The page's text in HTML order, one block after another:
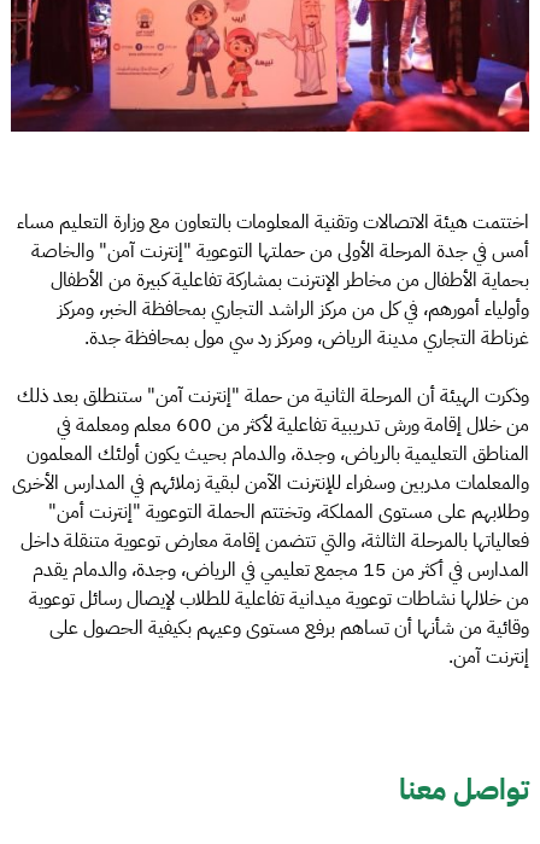
اختتمت هيئة الاتصالات وتقنية المعلومات بالتعاون مع وزارة التعليم مساء
أمس في جدة المرحلة الأولى من حملتها التوعوية "إنترنت آمن" والخاصة
بحماية الأطفال من مخاطر الإنترنت بمشاركة تفاعلية كبيرة من الأطفال
وأولياء أمورهم، في كل من مركز الراشد التجاري بمحافظة الخبر، ومركز
غرناطة التجاري مدينة الرياض، ومركز رد سي مول بمحافظة جدة.
وذكرت الهيئة أن المرحلة الثانية من حملة "إنترنت آمن" ستنطلق بعد ذلك
من خلال إقامة ورش تدريبية تفاعلية لأكثر من 600 معلم ومعلمة في
المناطق التعليمية بالرياض، وجدة، والدمام بحيث يكون أولئك المعلمون
والمعلمات مدربين وسفراء للإنترنت الآمن لبقية زملائهم في المدارس الأخرى
وطلابهم على مستوى المملكة، وتختتم الحملة التوعوية "إنترنت أمن"
فعالياتها بالمرحلة الثالثة، والتي تتضمن إقامة معارض توعوية متنقلة داخل
المدارس في أكثر من 15 مجمع تعليمي في الرياض، وجدة، والدمام يقدم
من خلالها نشاطات توعوية ميدانية تفاعلية للطلاب لإيصال رسائل توعوية
وقائية من شأنها أن تساهم برفع مستوى وعيهم بكيفية الحصول على
إنترنت آمن.
تواصل معنا